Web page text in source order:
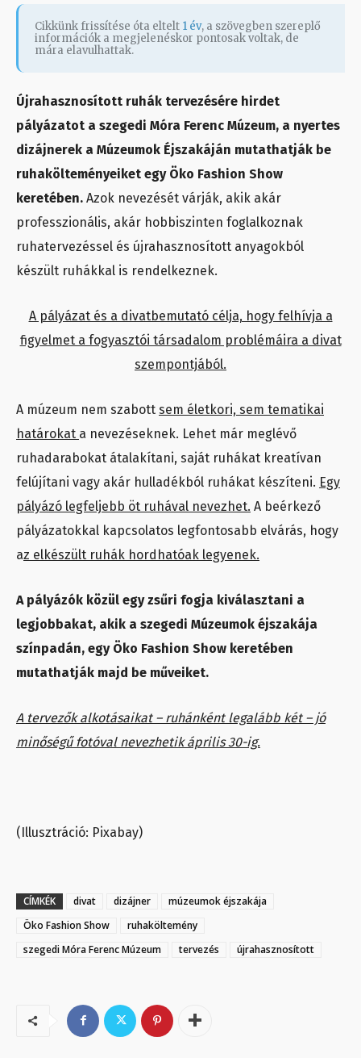
Cikkünk frissítése óta eltelt 1 év, a szövegben szereplő
információk a megjelenéskor pontosak voltak, de
mára elavulhattak.
Újrahasznosított ruhák tervezésére hirdet
pályázatot a szegedi Móra Ferenc Múzeum, a nyertes
dizájnerek a Múzeumok Éjszakáján mutathatják be
ruhakölteményeiket egy Öko Fashion Show
keretében. Azok nevezését várják, akik akár
professzionális, akár hobbiszinten foglalkoznak
ruhatervezéssel és újrahasznosított anyagokból
készült ruhákkal is rendelkeznek.
A pályázat és a divatbemutató célja, hogy felhívja a
figyelmet a fogyasztói társadalom problémáira a divat
szempontjából.
A múzeum nem szabott sem életkori, sem tematikai
határokat a nevezéseknek. Lehet már meglévő
ruhadarabokat átalakítani, saját ruhákat kreatívan
felújítani vagy akár hulladékból ruhákat készíteni. Egy
pályázó legfeljebb öt ruhával nevezhet. A beérkező
pályázatokkal kapcsolatos legfontosabb elvárás, hogy
az elkészült ruhák hordhatóak legyenek.
A pályázók közül egy zsűri fogja kiválasztani a
legjobbakat, akik a szegedi Múzeumok éjszakája
színpadán, egy Öko Fashion Show keretében
mutathatják majd be műveiket.
A tervezők alkotásaikat – ruhánként legalább két – jó
minőségű fotóval nevezhetik április 30-ig.
(Illusztráció: Pixabay)
CÍMKÉK divat dizájner
múzeumok éjszakája
Öko Fashion Show
ruhaköltemény
szegedi Móra Ferenc Múzeum
tervezés újrahasznosított